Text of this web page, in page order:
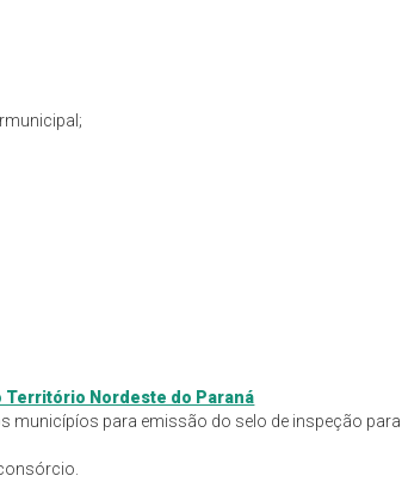
Território Nordeste do Paraná
municípíos para emissão do selo de inspeção para